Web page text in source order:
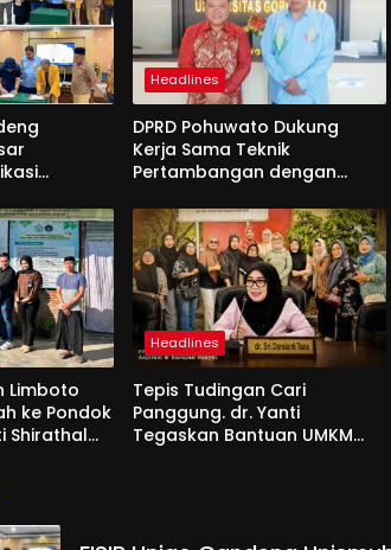
Headlines
DPRD Pohuwato Dukung
Kerja Sama Teknik
Pertambangan dengan
Limboto
ke Pondok
Shirathal
Headlines
Tepis Tudingan Cari
Panggung. dr. Yanti
Tegaskan Bantuan UMKM